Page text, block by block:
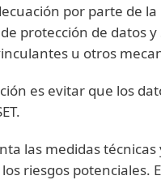
por parte de
protección de datos
u otros
es evitar que los
las medidas
riesgos potenciales.